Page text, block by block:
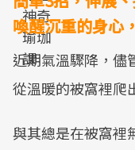
喚醒沉重的身心
近期氣溫驟降，儘
從溫暖的被窩裡爬
與其總是在被窩裡